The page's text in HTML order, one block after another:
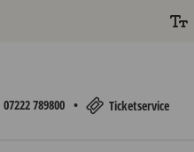
789800 • Ticketservice